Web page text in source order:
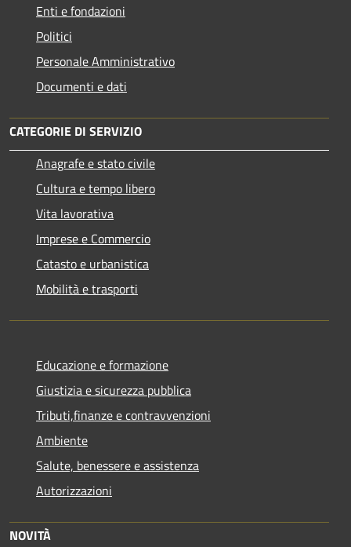
Enti e fondazioni
Politici
Personale Amministrativo
Documenti e dati
CATEGORIE DI SERVIZIO
Anagrafe e stato civile
Cultura e tempo libero
Vita lavorativa
Imprese e Commercio
Catasto e urbanistica
Mobilità e trasporti
Educazione e formazione
Giustizia e sicurezza pubblica
Tributi,finanze e contravvenzioni
Ambiente
Salute, benessere e assistenza
Autorizzazioni
NOVITÀ